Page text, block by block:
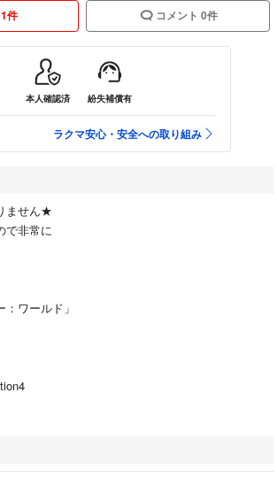
件 コメント 0件
本人確認済 紛失補償有
ラクマ安心・安全への取り組み
ません★
で非常に
：ワールド」